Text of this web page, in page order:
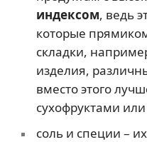
индексом, ведь
которые
складки,
изделия,
вместо этого
сухофруктами
соль и специи –